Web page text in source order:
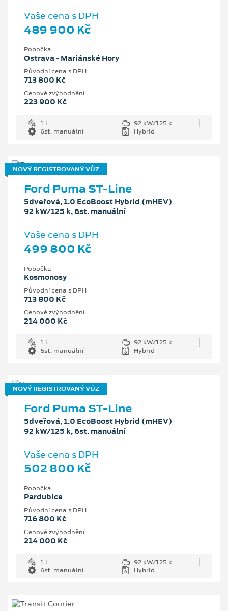
Vaše cena s DPH
489 900 Kč
Pobočka
Ostrava - Mariánské Hory
Původní cena s DPH
713 800 Kč
Cenové zvýhodnění
223 900 Kč
1 l
92 kW/125 k
6st. manuální
Hybrid
NOVÝ REGISTROVANÝ VŮZ
Ford Puma ST-Line
5dveřová, 1.0 EcoBoost Hybrid (mHEV)
92 kW/125 k, 6st. manuální
Vaše cena s DPH
499 800 Kč
Pobočka
Kosmonosy
Původní cena s DPH
713 800 Kč
Cenové zvýhodnění
214 000 Kč
1 l
92 kW/125 k
6st. manuální
Hybrid
NOVÝ REGISTROVANÝ VŮZ
Ford Puma ST-Line
5dveřová, 1.0 EcoBoost Hybrid (mHEV)
92 kW/125 k, 6st. manuální
Vaše cena s DPH
502 800 Kč
Pobočka
Pardubice
Původní cena s DPH
716 800 Kč
Cenové zvýhodnění
214 000 Kč
1 l
92 kW/125 k
6st. manuální
Hybrid